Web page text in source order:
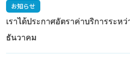
お知らせ
เราได้ประกาศอัตราค่าบริการระห
ธันวาคม